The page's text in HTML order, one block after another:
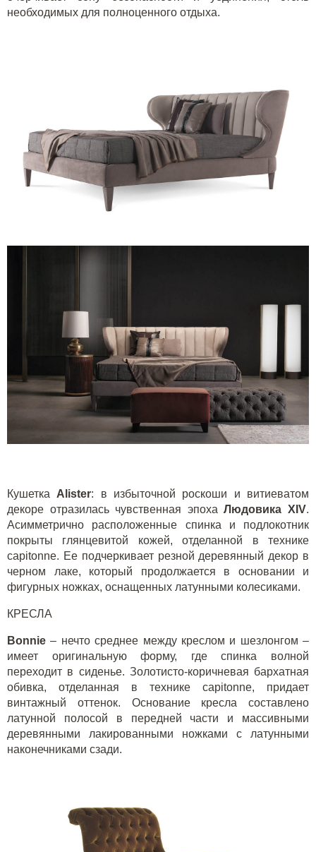
необходимых для полноценного отдыха.
Кушетка Alister: в избыточной роскоши и витиеватом
декоре отразилась чувственная эпохаЛюдовикаXIV.
Асимметрично расположенные спинка и подлокотник
покрыты глянцевитой кожей, отделанной в технике
capitonne. Ее подчеркивает резной деревянный декор в
черном лаке, который продолжается в основании и
фигурных ножках, оснащенных латунными колесиками.
КРЕСЛА
Bonnie – нечто среднее между креслом и шезлонгом –
имеет оригинальную форму, где спинка волной
переходит в сиденье. Золотисто-коричневая бархатная
обивка, отделанная в технике capitonne, придает
винтажный оттенок. Основание кресла составлено
латунной полосой в передней части и массивными
деревянными лакированными ножками с латунными
наконечниками сзади.